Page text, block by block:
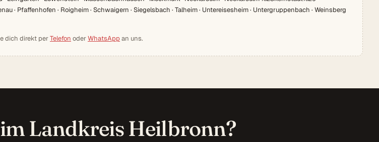
· Pfaffenhofen · Roigheim · Schwaigern · Siegelsbach · Talheim · Untereisesheim · Untergruppenbach · Weinsberg
dich direkt perTelefon oderWhatsAppan uns.
Landkreis Heilbronn?